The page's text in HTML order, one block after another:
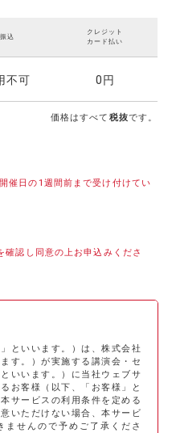
込
クレジット
カード払い
不可 0円
価格はすべて 税抜です。
催日の1週間前まで受け付けてい
認し同意の上お申込みくださ
といいます。）は、株式会社
す。）が実施する講演会・セ
いいます。）に当社ウェブサ
お客様（以下、「お客様」と
サービスの利用条件を定める
いただけない場合、本サービ
ませんので予めご了承くださ